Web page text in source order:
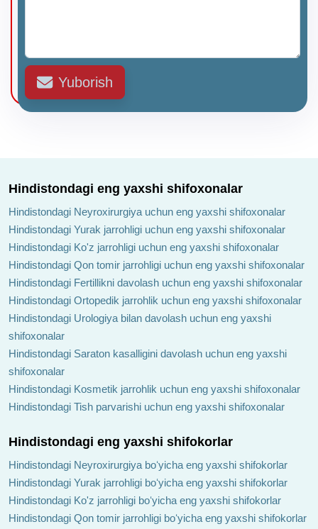
Yuborish
Hindistondagi eng yaxshi shifoxonalar
Hindistondagi Neyroxirurgiya uchun eng yaxshi shifoxonalar
Hindistondagi Yurak jarrohligi uchun eng yaxshi shifoxonalar
Hindistondagi Ko'z jarrohligi uchun eng yaxshi shifoxonalar
Hindistondagi Qon tomir jarrohligi uchun eng yaxshi shifoxonalar
Hindistondagi Fertillikni davolash uchun eng yaxshi shifoxonalar
Hindistondagi Ortopedik jarrohlik uchun eng yaxshi shifoxonalar
Hindistondagi Urologiya bilan davolash uchun eng yaxshi
shifoxonalar
Hindistondagi Saraton kasalligini davolash uchun eng yaxshi
shifoxonalar
Hindistondagi Kosmetik jarrohlik uchun eng yaxshi shifoxonalar
Hindistondagi Tish parvarishi uchun eng yaxshi shifoxonalar
Hindistondagi eng yaxshi shifokorlar
Hindistondagi Neyroxirurgiya boʻyicha eng yaxshi shifokorlar
Hindistondagi Yurak jarrohligi boʻyicha eng yaxshi shifokorlar
Hindistondagi Ko'z jarrohligi boʻyicha eng yaxshi shifokorlar
Hindistondagi Qon tomir jarrohligi boʻyicha eng yaxshi shifokorlar